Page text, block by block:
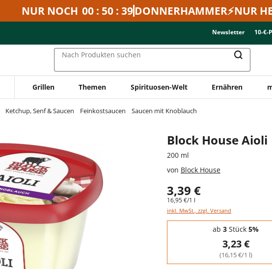
NUR NOCH 00 : 50 : 39DONNERHAMMER⚡NUR
Newsletter 10-€-
Nach Produkten suchen
Grillen Themen Spirituosen-Welt Ernähren
Ketchup, Senf & Saucen Feinkostsaucen Saucen mit Knoblauch
Block House Aioli
200 ml
von Block House
3,39 €
16,95 €/1 l
inkl. MwSt., zzgl. Versand
Staffelpreise - Mengenrabatt
ab 3 Stück 5%
3,23 €
(16,15 €/1 l)